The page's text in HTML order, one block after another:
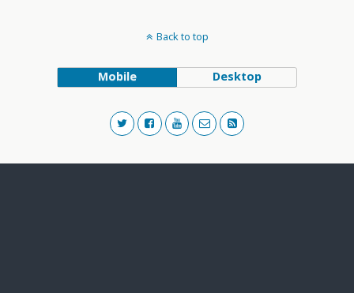
Back to top
Mobile Desktop